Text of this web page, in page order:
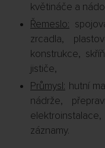
květináče a
Řemeslo:
zrcadla,
konstrukce,
jističe,
Průmysl: hutní
nádrže,
záznamy.